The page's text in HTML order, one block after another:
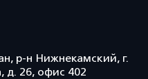
р-н Нижнекамский, г.
д. 26, офис 402